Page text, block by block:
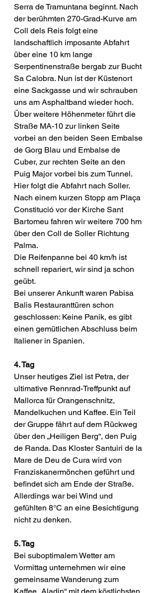
Serra de Tramuntana beginnt. Nach
der berühmten 270-Grad-Kurve am
Coll dels Reis folgt eine
landschaftlich imposante Abfahrt
über eine 10 km lange
Serpentinenstraße bergab zur Bucht
Sa Calobra. Nun ist der Küstenort
eine Sackgasse und wir schrauben
uns am Asphaltband wieder hoch.
Über weitere Höhenmeter führt die
Straße MA-10 zur linken Seite
vorbei an den beiden Seen Embalse
de Gorg Blau und Embalse de
Cuber, zur rechten Seite an den
Puig Major vorbei bis zum Tunnel.
Hier folgt die Abfahrt nach Soller.
Nach einem kurzen Stopp am Plaça
Constitució vor der Kirche Sant
Bartomeu fahren wir weitere 700 hm
über den Coll de Soller Richtung
Palma.
Die Reifenpanne bei 40 km/h ist
schnell repariert, wir sind ja schon
geübt.
Bei unserer Ankunft waren Pabisa
Balis Restauranttüren schon
geschlossen: Keine Panik, es gibt
einen gemütlichen Abschluss beim
Italiener in Spanien.
4. Tag
Unser heutiges Ziel ist Petra, der
ultimative Rennrad-Treffpunkt auf
Mallorca für Orangenschnitz,
Mandelkuchen und Kaffee. Ein Teil
der Gruppe fährt auf dem Rückweg
über den „Heiligen Berg“, den Puig
de Randa. Das Kloster Santuiri de la
Mare de Deu de Cura wird von
Franziskanermönchen geführt und
befindet sich am Ende der Straße.
Allerdings war bei Wind und
gefühlten 8°C an eine Besichtigung
nicht zu denken.
5. Tag
Bei suboptimalem Wetter am
Vormittag unternehmen wir eine
gemeinsame Wanderung zum